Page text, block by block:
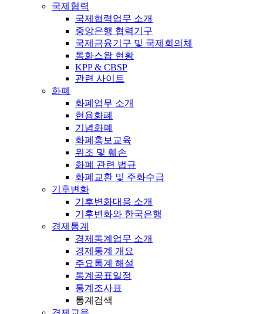
국제협력
국제협력업무 소개
중앙은행 협력기구
국제금융기구 및 국제회의체
통화스왑 현황
KPP & CBSP
관련 사이트
화폐
화폐업무 소개
현용화폐
기념화폐
화폐홍보교육
위조 및 훼손
화폐 관련 법규
화폐교환 및 주화수급
기후변화
기후변화대응 소개
기후변화와 한국은행
경제통계
경제통계업무 소개
경제통계 개요
주요통계 해설
통계공표일정
통계조사표
통계검색